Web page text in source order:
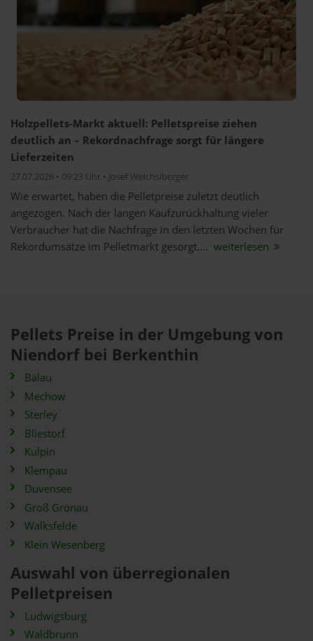
Holzpellets-Markt aktuell: Pelletspreise ziehen
deutlich an – Rekordnachfrage sorgt für längere
Lieferzeiten
27.07.2026 • 09:23 Uhr • Josef Weichslberger
Wie erwartet, haben die Pelletpreise zuletzt deutlich
angezogen. Nach der langen Kaufzurückhaltung vieler
Verbraucher hat die Nachfrage in den letzten Wochen für
Rekordumsätze im Pelletmarkt gesorgt.... weiterlesen
Pellets Preise in der Umgebung von
Niendorf bei Berkenthin
Bälau
Mechow
Sterley
Bliestorf
Kulpin
Klempau
Duvensee
Groß Grönau
Walksfelde
Klein Wesenberg
Auswahl von überregionalen
Pelletpreisen
Ludwigsburg
Waldbrunn